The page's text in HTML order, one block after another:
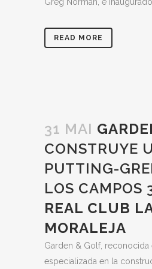
READ MORE
31 MAI
CONSTRUYE
PUTTING-
LOS CAMPOS
REAL CLUB
MORALEJA
Garden & Golf, reconocida
especializada en la